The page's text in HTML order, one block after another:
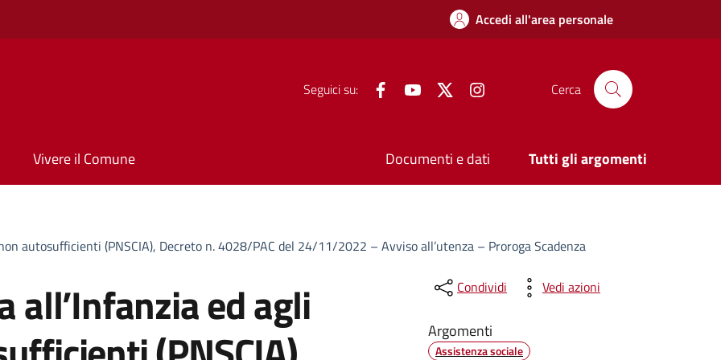
Accedi all'area personale
Seguici su: FacebookYouTube Twitter Cerca
Vivere il Comune Documenti e dati Tutti gli argomenti
autosufficienti (PNSCIA), Decreto n. 4028/PAC del 24/11/2022 – Avviso all’utenza – Proroga Scadenza
all’Infanzia ed agli
Condividi Vedi azioni
Argomenti
Assistenza sociale